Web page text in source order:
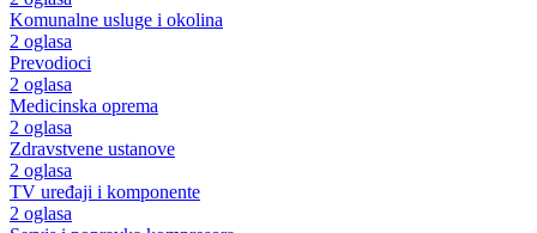
Komunalne usluge i okolina
2 oglasa
Prevodioci
2 oglasa
Medicinska oprema
2 oglasa
Zdravstvene ustanove
2 oglasa
TV uređaji i komponente
2 oglasa